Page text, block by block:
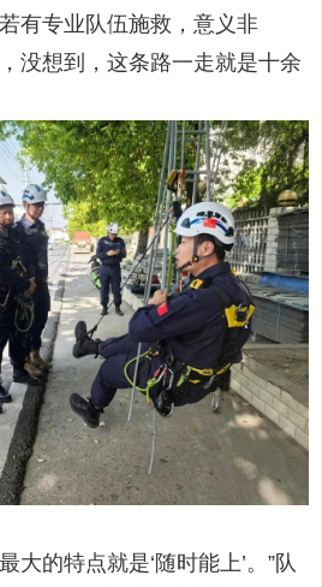
有专业队伍施救，意义非
没想到，这条路一走就是十余
的特点就是‘随时能上’。”队